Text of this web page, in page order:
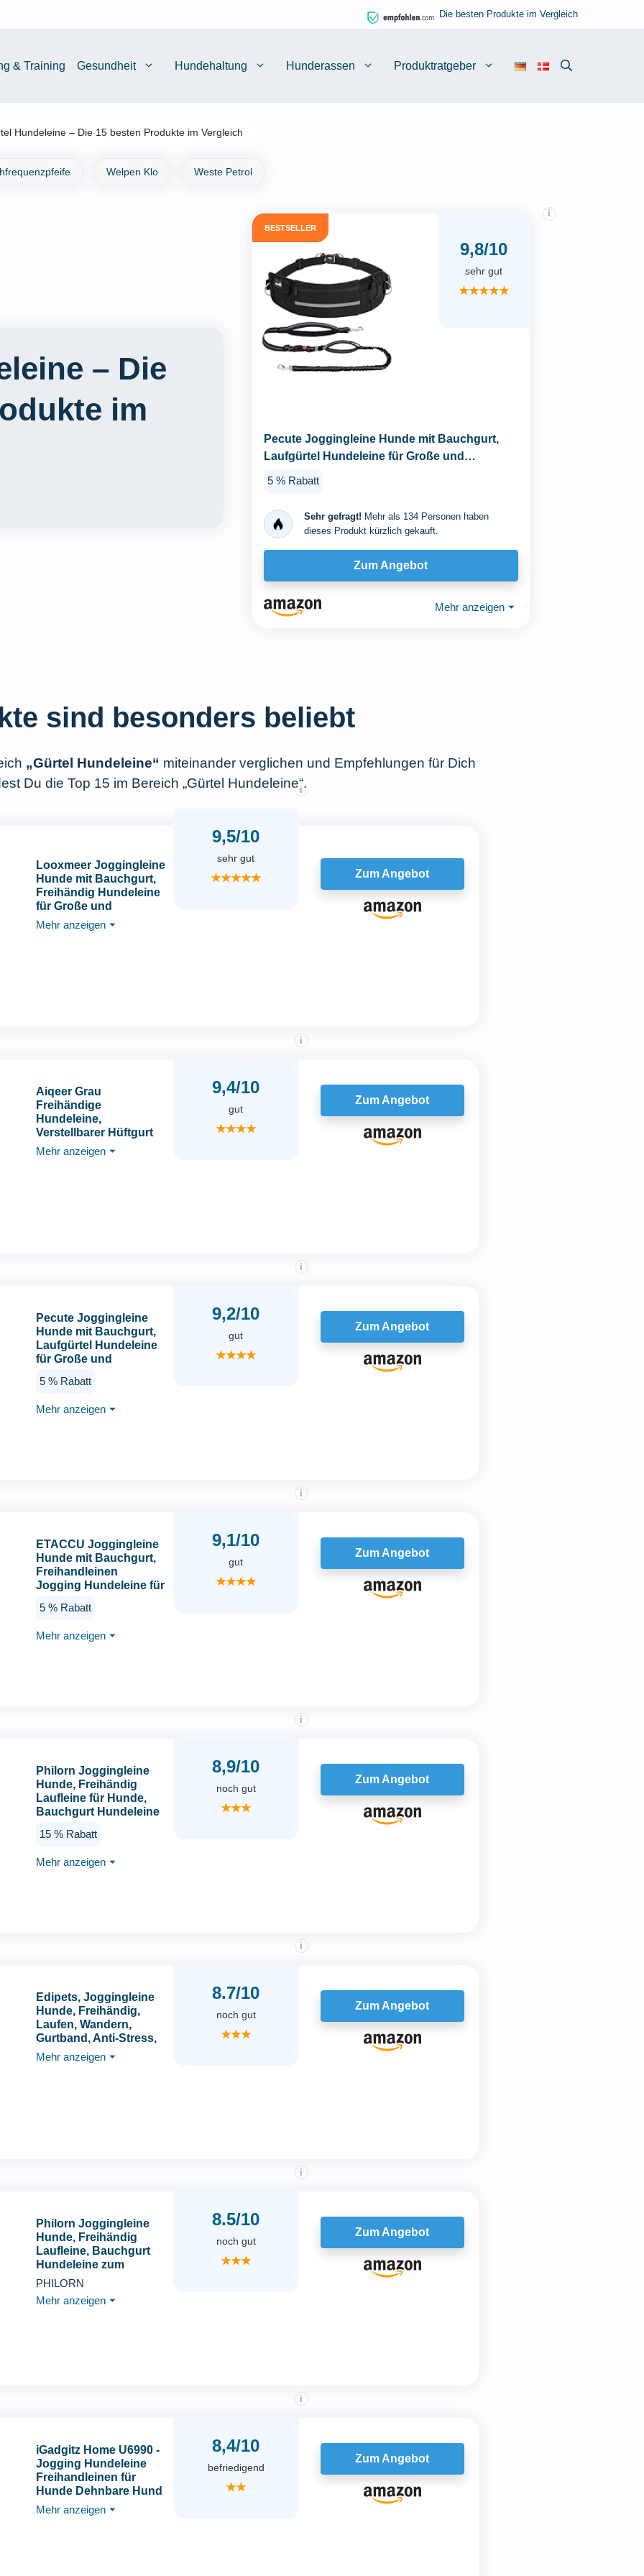
Die besten Produkte im Vergleich
& Training Gesundheit Hundehaltung Hunderassen Produktratgeber
Hundeleine – Die 15 besten Produkte im Vergleich
Welpen Klo Weste Petrol
– Die
im
BESTSELLER
9,8/10
i
sehr gut
★★★★★
Pecute Joggingleine Hunde mit Bauchgurt,
Laufgürtel Hundeleine für Große und
5 % Rabatt
Sehr gefragt! Mehr als 134 Personen haben
dieses Produkt kürzlich gekauft.
Zum Angebot
Mehr anzeigen ⏷
sind besonders beliebt
„Gürtel Hundeleine“ miteinander verglichen und Empfehlungen für Dich
Du die Top 15 im Bereich „Gürtel Hundeleine“.
Looxmeer Joggingleine
Hunde mit Bauchgurt,
Freihändig Hundeleine
für Große und
Mittelgroße Hunde mit
Dual Griffe,
Mehr anzeigen ⏷
9,5/10
i
sehr gut
★★★★★ Zum Angebot
Aiqeer Grau
Freihändige
Hundeleine,
Verstellbarer Hüftgurt
und Dehnbare Bungee-
Leine, Jogging
Mehr anzeigen ⏷
9,4/10
i
gut
★★★★
Zum Angebot
Pecute Joggingleine
Hunde mit Bauchgurt,
Laufgürtel Hundeleine
für Große und
Leine Hund mit
Elastische Laufleine,
5 % Rabatt
Mehr anzeigen ⏷
9,2/10
i
gut
★★★★
Zum Angebot
ETACCU Joggingleine
Hunde mit Bauchgurt,
Freihandleinen
Jogging Hundeleine für
Hunde, Elastische
Laufleine 124-180 cm
5 % Rabatt
Mehr anzeigen ⏷
9,1/10
i
gut
★★★★
Zum Angebot
Philorn Joggingleine
Hunde, Freihändig
Laufleine für Hunde,
Bauchgurt Hundeleine
Wandern mit Dual
Nähte, Laufgurt für
15 % Rabatt
Mehr anzeigen ⏷
8,9/10
i
noch gut
★★★
Zum Angebot
Edipets, Joggingleine
Hunde, Freihändig,
Laufen, Wandern,
Gurtband, Anti-Stress,
Reflektierend, 160-220
cm (Schwarz)
Mehr anzeigen ⏷
8.7/10
i
noch gut
★★★
Zum Angebot
Philorn Joggingleine
Hunde, Freihändig
Laufleine, Bauchgurt
Hundeleine zum
Joggen Laufen
Verbreiterter Gürtel,
PHILORN
Mehr anzeigen ⏷
8.5/10
i
noch gut
★★★
Zum Angebot
iGadgitz Home U6990 -
Jogging Hundeleine
Freihandleinen für
Hunde Dehnbare Hund
Joggingleine Handfrei
Leine mit Hüftgurt und
Mehr anzeigen ⏷
8,4/10
i
befriedigend
★★
Zum Angebot